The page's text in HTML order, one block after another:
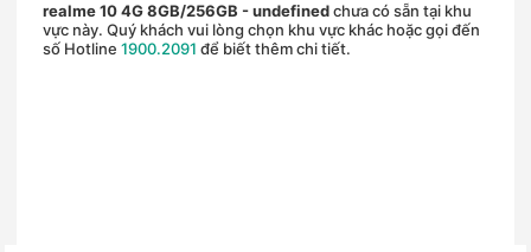
realme 10 4G 8GB/256GB - undefinedchưa có sẵn tại khu
vực này. Quý khách vui lòng chọn khu vực khác hoặc gọi đến
số Hotline 1900.2091 để biết thêm chi tiết.